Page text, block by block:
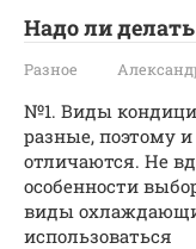
Надо ли
Разное
№1. Виды
разные, поэтому
отличаются. Не
особенности
виды
использоваться